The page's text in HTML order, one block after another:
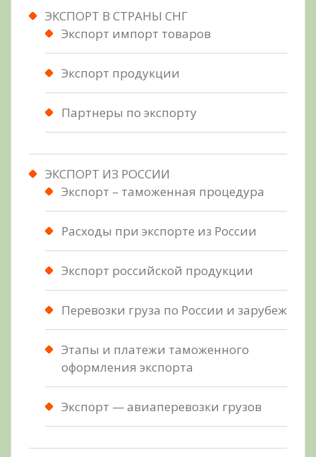
ЭКСПОРТ В СТРАНЫ СНГ
Экспорт импорт товаров
Экспорт продукции
Партнеры по экспорту
ЭКСПОРТ ИЗ РОССИИ
Экспорт – таможенная процедура
Расходы при экспорте из России
Экспорт российской продукции
Перевозки груза по России и зарубеж
Этапы и платежи таможенного
оформления экспорта
Экспорт — авиаперевозки грузов